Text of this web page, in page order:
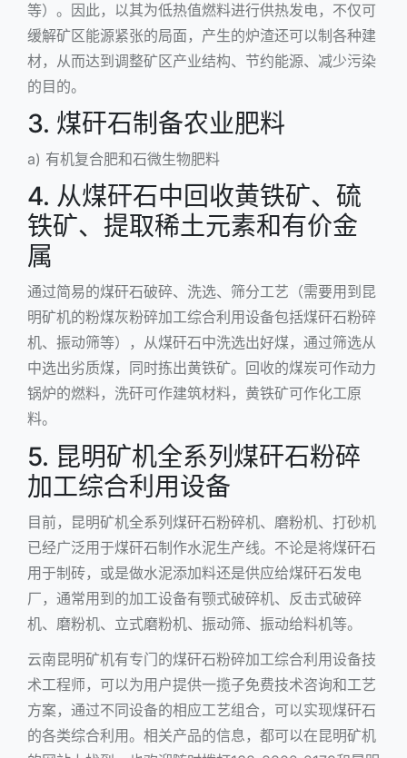
等）。因此，以其为低热值燃料进行供热发电，不仅可
缓解矿区能源紧张的局面，产生的炉渣还可以制各种建
材，从而达到调整矿区产业结构、节约能源、减少污染
的目的。
3. 煤矸石制备农业肥料
a) 有机复合肥和石微生物肥料
4. 从煤矸石中回收黄铁矿、硫
铁矿、提取稀土元素和有价金
属
通过简易的煤矸石破碎、洗选、筛分工艺（需要用到 昆
明矿机的粉煤灰粉碎加工综合利用设备包括煤矸石粉碎
机、振动筛等），从煤矸石中洗选出好煤，通过筛选从
中选出劣质煤，同时拣出黄铁矿。回收的煤炭可作动力
锅炉的燃料，洗矸可作建筑材料，黄铁矿可作化工原
料。
5. 昆明矿机全系列煤矸石粉碎
加工综合利用设备
目前，昆明矿机全系列煤矸石粉碎机、磨粉机、打砂机
已经广泛用于煤矸石制作水泥生产线。不论是将煤矸石
用于制砖，或是做水泥添加料还是供应给煤矸石发电
厂，通常用到的加工设备有颚式破碎机、 反击式破碎
机、磨粉机、立式磨粉机、振动筛、 振动给料机等。
云南昆明矿机有专门的煤矸石粉碎加工综合利用设备技
术工程师，可以为用户提供一揽子免费技术咨询和工艺
方案，通过不同设备的相应工艺组合，可以实现煤矸石
的各类综合利用。相关产品的信息，都可以在昆明矿机